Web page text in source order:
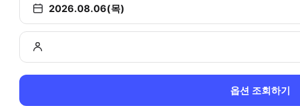
2026.08.06(목)
옵션 조회하기